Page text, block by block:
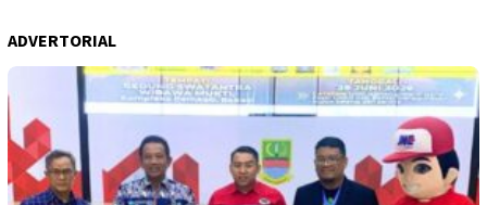
ADVERTORIAL